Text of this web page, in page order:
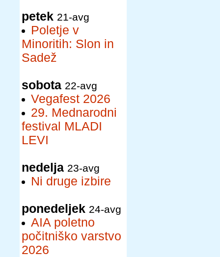
petek 21-avg
Poletje v
Minoritih: Slon in
Sadež
sobota 22-avg
Vegafest 2026
29. Mednarodni
festival MLADI
LEVI
nedelja 23-avg
Ni druge izbire
ponedeljek 24-avg
AIA poletno
počitniško varstvo
2026